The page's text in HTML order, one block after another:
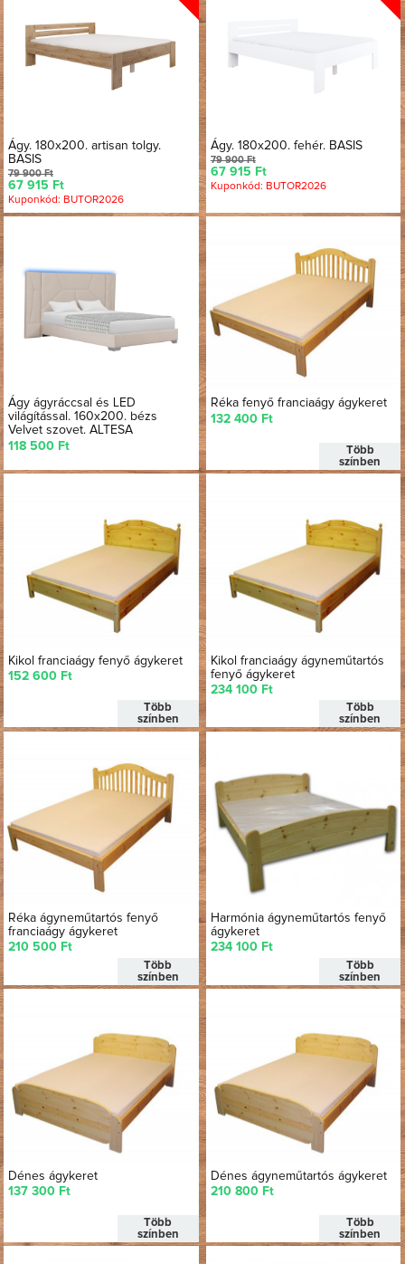
Ágy. 180x200. artisan tolgy.
BASIS
79 900 Ft
67 915 Ft
Kuponkód: BUTOR2026
Ágy. 180x200. fehér. BASIS
79 900 Ft
67 915 Ft
Kuponkód: BUTOR2026
Ágy ágyráccsal és LED
világítással. 160x200. bézs
Velvet szovet. ALTESA
118 500 Ft
Réka fenyő franciaágy ágykeret
132 400 Ft
Több
színben
Kikol franciaágy fenyő ágykeret
152 600 Ft
Több
színben
Kikol franciaágy ágyneműtartós
fenyő ágykeret
234 100 Ft
Több
színben
Réka ágyneműtartós fenyő
franciaágy ágykeret
210 500 Ft
Több
színben
Harmónia ágyneműtartós fenyő
ágykeret
234 100 Ft
Több
színben
Dénes ágykeret
137 300 Ft
Több
színben
Dénes ágyneműtartós ágykeret
210 800 Ft
Több
színben